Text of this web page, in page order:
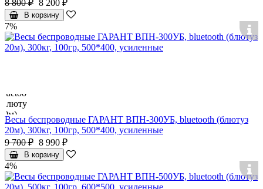
8 800 ₽ 8 200 ₽
В корзину
7%
Весы беспроводные ГАРАНТ ВПН-300УБ, bluetooth (блютуз
20м), 300кг, 100гр, 500*400, усиленные
9 700 ₽ 8 990 ₽
В корзину
4%